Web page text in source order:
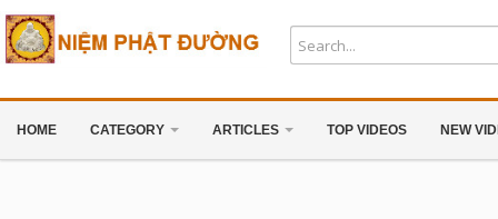
HOME CATEGORY ARTICLES TOP VIDEOS NEW